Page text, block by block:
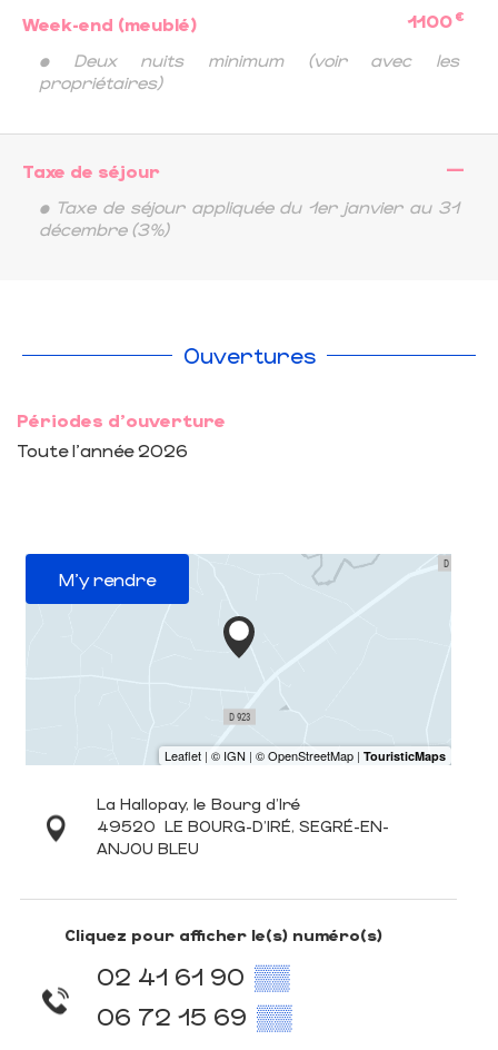
Week-end (meublé) 1100 €
• Deux nuits minimum (voir avec les
propriétaires)
Taxe de séjour
—
• Taxe de séjour appliquée du 1er janvier au 31
décembre (3%)
Ouvertures
Périodes d'ouverture
Toute l'année 2026
M'y rendre
La Hallopay, le Bourg d'Iré
49520 LE BOURG-D'IRÉ, SEGRÉ-EN-
ANJOU BLEU
Cliquez pour afficher le(s) numéro(s)
02 41 61 90 ▒▒
06 72 15 69 ▒▒